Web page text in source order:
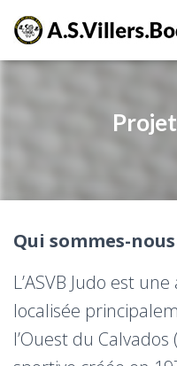
Qui sommes-nous
L’ASVB Judo est
localisée
l’Ouest du Calvados